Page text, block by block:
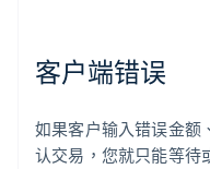
客户端错误
如果客户输入错误金额
认交易，您就只能等待